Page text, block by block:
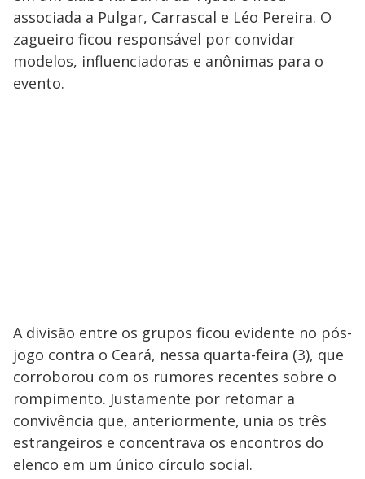
associada a Pulgar, Carrascal e Léo Pereira. O
zagueiro ficou responsável por convidar
modelos, influenciadoras e anônimas para o
evento.
A divisão entre os grupos ficou evidente no pós-
jogo contra o Ceará, nessa quarta-feira (3), que
corroborou com os rumores recentes sobre o
rompimento. Justamente por retomar a
convivência que, anteriormente, unia os três
estrangeiros e concentrava os encontros do
elenco em um único círculo social.